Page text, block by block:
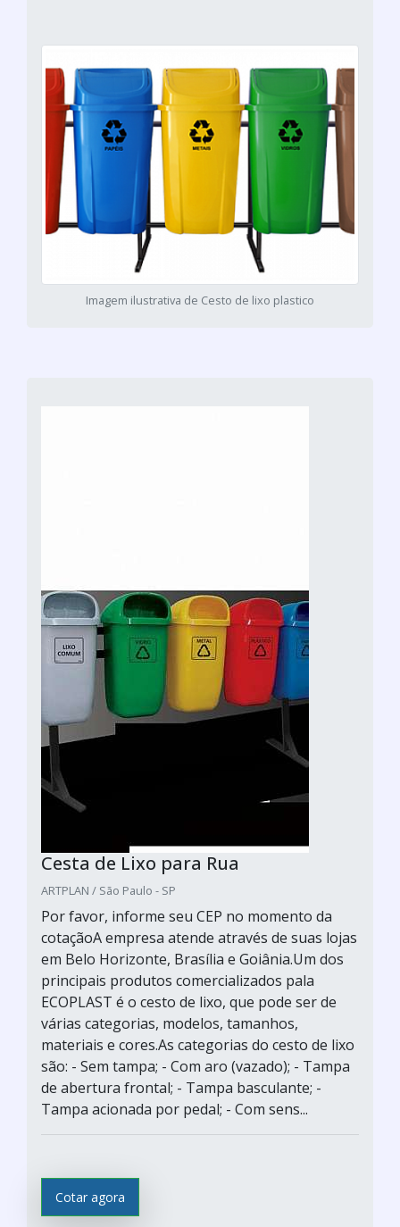
Imagem ilustrativa de Cesto de lixo plastico
Cesta de Lixo para Rua
ARTPLAN / São Paulo - SP
Por favor, informe seu CEP no momento da
cotaçãoA empresa atende através de suas lojas
em Belo Horizonte, Brasília e Goiânia.Um dos
principais produtos comercializados pala
ECOPLAST é o cesto de lixo, que pode ser de
várias categorias, modelos, tamanhos,
materiais e cores.As categorias do cesto de lixo
são: - Sem tampa; - Com aro (vazado); - Tampa
de abertura frontal; - Tampa basculante; -
Tampa acionada por pedal; - Com sens...
Cotar agora